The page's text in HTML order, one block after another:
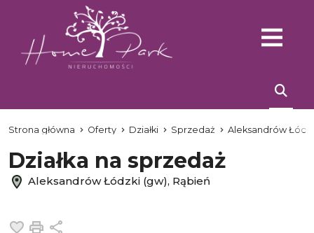
Strona główna Oferty Działki Sprzedaż Aleksandrów
Działka na sprzedaż
Aleksandrów Łódzki (gw), Rąbień
Dodaj do ulubionych
Drukuj